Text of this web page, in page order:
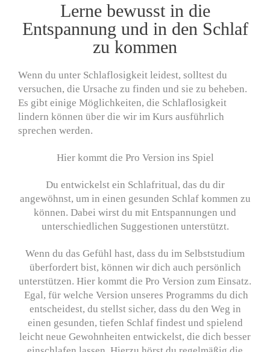
Lerne bewusst in die
Entspannung und in den Schlaf
zu kommen
Wenn du unter Schlaflosigkeit leidest, solltest du
versuchen, die Ursache zu finden und sie zu beheben.
Es gibt einige Möglichkeiten, die Schlaflosigkeit
lindern können über die wir im Kurs ausführlich
sprechen werden.
Hier kommt die Pro Version ins Spiel
Du entwickelst ein Schlafritual, das du dir
angewöhnst, um in einen gesunden Schlaf kommen zu
können. Dabei wirst du mit Entspannungen und
unterschiedlichen Suggestionen unterstützt.
Wenn du das Gefühl hast, dass du im Selbststudium
überfordert bist, können wir dich auch persönlich
unterstützen. Hier kommt die Pro Version zum Einsatz.
Egal, für welche Version unseres Programms du dich
entscheidest, du stellst sicher, dass du den Weg in
einen gesunden, tiefen Schlaf findest und spielend
leicht neue Gewohnheiten entwickelst, die dich besser